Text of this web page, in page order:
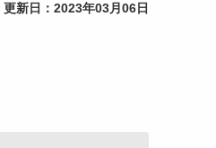
更新日： 2023年03月06日